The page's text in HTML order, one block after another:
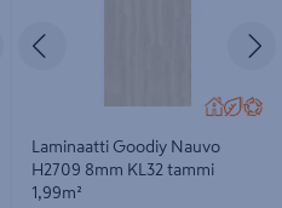
Seuraava
Laminaatti Goodiy Nauvo
H2709 8mm KL32 tammi
1,99m²